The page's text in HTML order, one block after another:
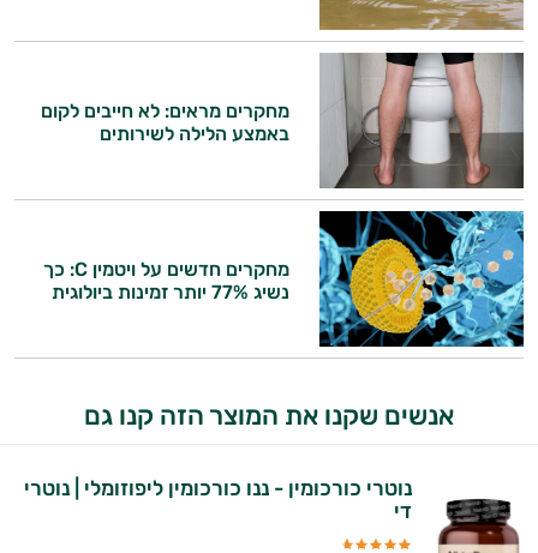
מחקרים מראים: לא חייבים לקום
באמצע הלילה לשירותים
מחקרים חדשים על ויטמין C: כך
נשיג 77% יותר זמינות ביולוגית
אנשים שקנו את המוצר הזה קנו גם
נוטרי כורכומין - ננו כורכומין ליפוזומלי | נוטרי
די